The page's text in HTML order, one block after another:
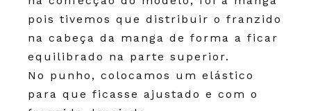
pois tivemos que distribuir o franzido
na cabeça da manga de forma a ficar
equilibrado na parte superior.
No punho, colocamos um elástico
para que ficasse ajustado e com o